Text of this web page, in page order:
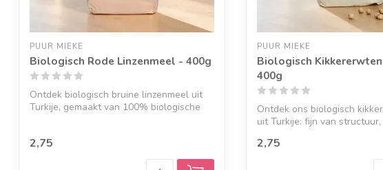
PUUR MIEKE
Biologisch Rode Linzenmeel - 400g
Ontdek biologisch bruine linzenmeel uit
Turkije, gemaakt van 100% biologische
2,75
PUUR MIEKE
Biologisch
400g
Ontdek ons biologisch
uit Turkije: fijn van
2,75